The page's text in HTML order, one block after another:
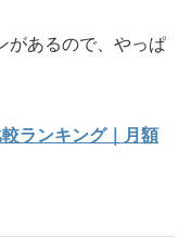
があるので、やっぱ
ランキング｜月額